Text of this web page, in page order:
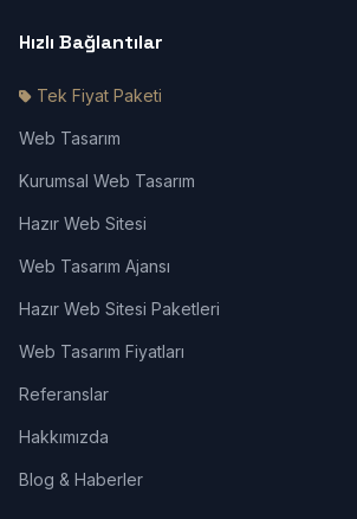
Hızlı Bağlantılar
Tek Fiyat Paketi
Web Tasarım
Kurumsal Web Tasarım
Hazır Web Sitesi
Web Tasarım Ajansı
Hazır Web Sitesi Paketleri
Web Tasarım Fiyatları
Referanslar
Hakkımızda
Blog & Haberler